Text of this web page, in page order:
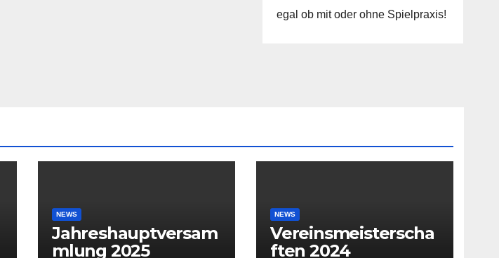
egal ob mit oder ohne Spielpraxis!
NEWS
Jahreshauptversam
mlung 2025
NEWS
Vereinsmeisterscha
ften 2024